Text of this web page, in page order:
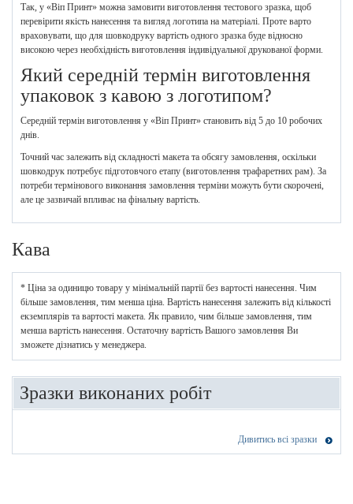
Так, у «Віп Принт» можна замовити виготовлення тестового зразка, щоб
перевірити якість нанесення та вигляд логотипа на матеріалі. Проте варто
враховувати, що для шовкодруку вартість одного зразка буде відносно
високою через необхідність виготовлення індивідуальної друкованої форми.
Який середній термін виготовлення
упаковок з кавою з логотипом?
Середній термін виготовлення у «Віп Принт» становить від 5 до 10 робочих
днів.
Точний час залежить від складності макета та обсягу замовлення, оскільки
шовкодрук потребує підготовчого етапу (виготовлення трафаретних рам). За
потреби термінового виконання замовлення терміни можуть бути скорочені,
але це зазвичай впливає на фінальну вартість.
Кава
* Ціна за одиницю товару у мінімальній партії без вартості нанесення. Чим
більше замовлення, тим менша ціна. Вартість нанесення залежить від кількості
екземплярів та вартості макета. Як правило, чим більше замовлення, тим
менша вартість нанесення. Остаточну вартість Вашого замовлення Ви
зможете дізнатись у менеджера.
Зразки виконаних робіт
Дивитись всі зразки